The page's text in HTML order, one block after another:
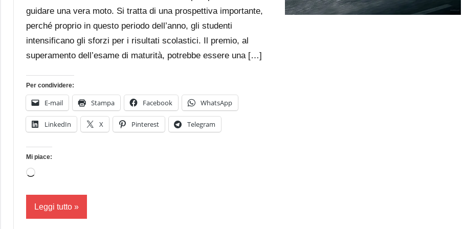
guidare una vera moto. Si tratta di una prospettiva importante,
perché proprio in questo periodo dell’anno, gli studenti
intensificano gli sforzi per i risultati scolastici. Il premio, al
superamento dell’esame di maturità, potrebbe essere una […]
Per condividere:
E-mail Stampa Facebook WhatsApp
LinkedIn X Pinterest Telegram
Mi piace:
Caricamento
corso…
Leggi tutto